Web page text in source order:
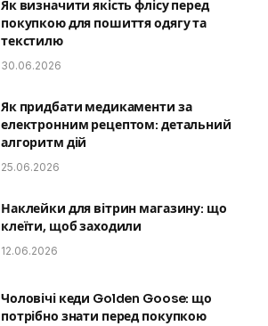
Як визначити якість флісу перед
покупкою для пошиття одягу та
текстилю
30.06.2026
Як придбати медикаменти за
електронним рецептом: детальний
алгоритм дій
25.06.2026
Наклейки для вітрин магазину: що
клеїти, щоб заходили
12.06.2026
Чоловічі кеди Golden Goose: що
потрібно знати перед покупкою